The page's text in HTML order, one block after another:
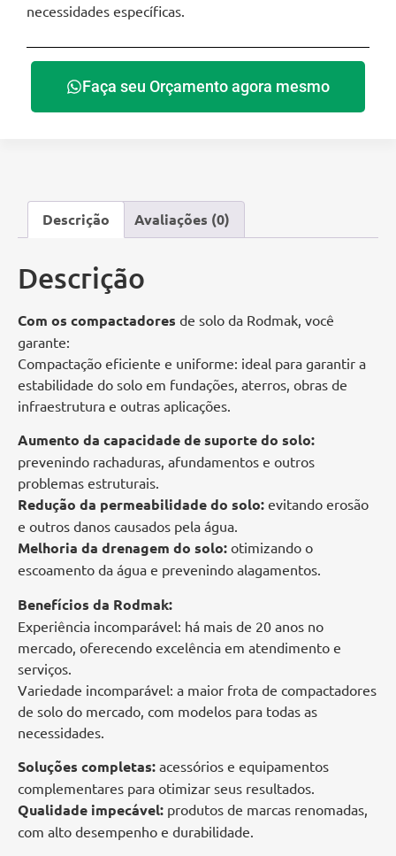
necessidades específicas.
Faça seu Orçamento agora mesmo
Descrição Avaliações (0)
Descrição
Com os compactadores de solo da Rodmak, você
garante:
Compactação eficiente e uniforme: ideal para garantir a
estabilidade do solo em fundações, aterros, obras de
infraestrutura e outras aplicações.
Aumento da capacidade de suporte do solo:
prevenindo rachaduras, afundamentos e outros
problemas estruturais.
Redução da permeabilidade do solo: evitando erosão
e outros danos causados pela água.
Melhoria da drenagem do solo: otimizando o
escoamento da água e prevenindo alagamentos.
Benefícios da Rodmak:
Experiência incomparável: há mais de 20 anos no
mercado, oferecendo excelência em atendimento e
serviços.
Variedade incomparável: a maior frota de compactadores
de solo do mercado, com modelos para todas as
necessidades.
Soluções completas: acessórios e equipamentos
complementares para otimizar seus resultados.
Qualidade impecável: produtos de marcas renomadas,
com alto desempenho e durabilidade.